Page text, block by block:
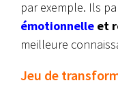
par exemple. Ils
émotionnelle et
meilleure
Jeu de